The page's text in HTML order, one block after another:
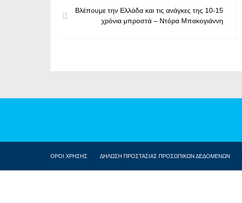
Βλέπουμε την Ελλάδα και τις ανάγκες της 10-15
χρόνια μπροστά – Ντόρα Μπακογιάννη
ΟΡΟΙ ΧΡΗΣΗΣ ΔΗΛΩΣΗ ΠΡΟΣΤΑΣΙΑΣ ΠΡΟΣΩΠΙΚΩΝ ΔΕΔΟΜΕΝΩΝ